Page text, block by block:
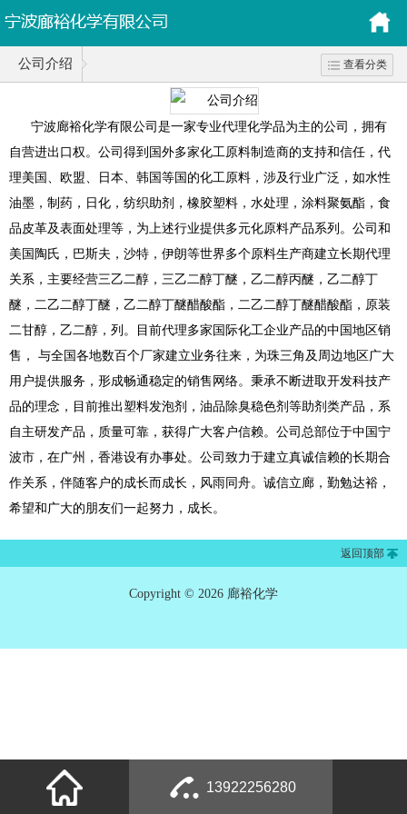
公司介绍 查看分类
宁波廊裕化学有限公司是一家专业代理化学品为主的公司，拥有
自营进出口权。公司得到国外多家化工原料制造商的支持和信任，代
理美国、欧盟、日本、韩国等国的化工原料，涉及行业广泛，如水性
油墨，制药，日化，纺织助剂，橡胶塑料，水处理，涂料聚氨酯，食
品皮革及表面处理等，为上述行业提供多元化原料产品系列。公司和
美国陶氏，巴斯夫，沙特，伊朗等世界多个原料生产商建立长期代理
关系，主要经营三乙二醇，三乙二醇丁醚，乙二醇丙醚，乙二醇丁
醚，二乙二醇丁醚，乙二醇丁醚醋酸酯，二乙二醇丁醚醋酸酯，原装
二甘醇，乙二醇，列。目前代理多家国际化工企业产品的中国地区销
售， 与全国各地数百个厂家建立业务往来，为珠三角及周边地区广大
用户提供服务，形成畅通稳定的销售网络。秉承不断进取开发科技产
品的理念，目前推出塑料发泡剂，油品除臭稳色剂等助剂类产品，系
自主研发产品，质量可靠，获得广大客户信赖。公司总部位于中国宁
波市，在广州，香港设有办事处。公司致力于建立真诚信赖的长期合
作关系，伴随客户的成长而成长，风雨同舟。诚信立廊，勤勉达裕，
希望和广大的朋友们一起努力，成长。
返回顶部
Copyright © 2026 廊裕化学
13922256280